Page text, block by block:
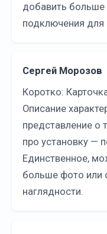
добавить
подключения для
Сергей Морозов
Коротко:
Описание
представление о
про установку —
Единственное,
больше фото или
наглядности.